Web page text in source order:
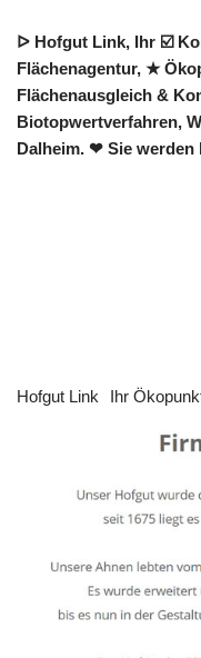
ᐅ Hofgut Link, Ihr ☑️
Flächenagentur, ★
Flächenausgleich &
Biotopwertverfahren,
Dalheim. ❤ Sie
Hofgut Link Ihr